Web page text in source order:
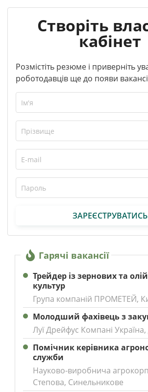
Створіть
кабінет
Розмістіть резюме і приверніть
роботодавців ще до появи
ЗАРЕЄСТРУВАТИСЬ
Гарячі вакансії
Трейдер із зернових та
культур
Група компаній ПРОМЕТЕЙ,
Молодший фахівець з
Луї Дрейфус Компані
Помічник керівника
служби
Науково-виробнича
Степова, Синельникове